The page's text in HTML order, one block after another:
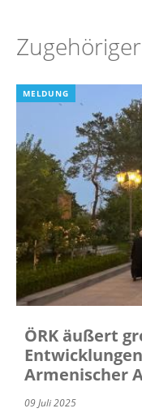
MELDUNG
ÖRK äußert
Armenischer
09 Juli 2025